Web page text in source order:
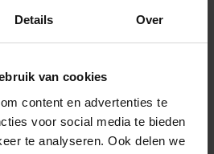
Details Over
van cookies
content en advertenties te
voor social media te bieden
te analyseren. Ook delen we
montagebeugel-
lichtlijn met
montagebeugel-
L=2 m